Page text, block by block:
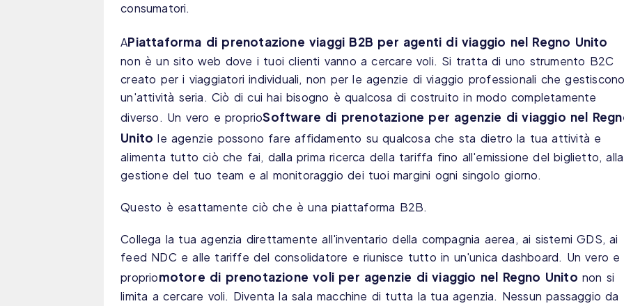
consumatori.
APiattaforma di prenotazione viaggi B2B per agenti di viaggio nel Regno Unito
non è un sito web dove i tuoi clienti vanno a cercare voli. Si tratta di uno strumento B2C
creato per i viaggiatori individuali, non per le agenzie di viaggio professionali che
un'attività seria. Ciò di cui hai bisogno è qualcosa di costruito in modo completamente
diverso. Un vero e proprioSoftware di prenotazione per agenzie di viaggio nel
Unito le agenzie possono fare affidamento su qualcosa che sta dietro la tua attività e
alimenta tutto ciò che fai, dalla prima ricerca della tariffa fino all'emissione del biglietto, alla
gestione del tuo team e al monitoraggio dei tuoi margini ogni singolo giorno.
Questo è esattamente ciò che è una piattaforma B2B.
Collega la tua agenzia direttamente all'inventario della compagnia aerea, ai sistemi GDS, ai
feed NDC e alle tariffe del consolidatore e riunisce tutto in un'unica dashboard. Un vero e
propriomotore di prenotazione voli per agenzie di viaggio nel Regno Unito non si
limita a cercare voli. Diventa la sala macchine di tutta la tua agenzia. Nessun passaggio da